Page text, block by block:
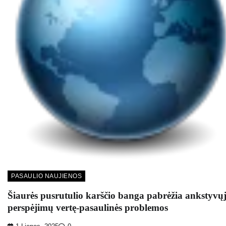
PASAULIO NAUJIENOS
Šiaurės pusrutulio karščio banga pabrėžia
perspėjimų vertę-pasaulinės problemos